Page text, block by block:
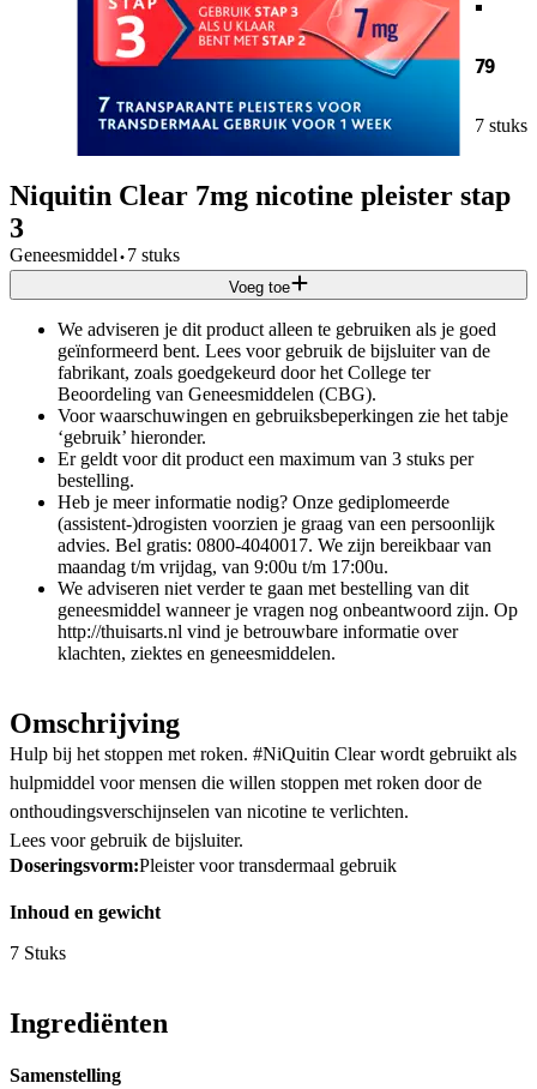
79
7 stuks
Niquitin Clear 7mg nicotine pleister stap
3
Geneesmiddel·7 stuks
Voeg toe
We adviseren je dit product alleen te gebruiken als je goed
geïnformeerd bent. Lees voor gebruik de bijsluiter van de
fabrikant, zoals goedgekeurd door het College ter
Beoordeling van Geneesmiddelen (CBG).
Voor waarschuwingen en gebruiksbeperkingen zie het tabje
‘gebruik’ hieronder.
Er geldt voor dit product een maximum van 3 stuks per
bestelling.
Heb je meer informatie nodig? Onze gediplomeerde
(assistent-)drogisten voorzien je graag van een persoonlijk
advies. Bel gratis: 0800-4040017. We zijn bereikbaar van
maandag t/m vrijdag, van 9:00u t/m 17:00u.
We adviseren niet verder te gaan met bestelling van dit
geneesmiddel wanneer je vragen nog onbeantwoord zijn. Op
http://thuisarts.nl vind je betrouwbare informatie over
klachten, ziektes en geneesmiddelen.
Omschrijving
Hulp bij het stoppen met roken. #NiQuitin Clear wordt gebruikt als
hulpmiddel voor mensen die willen stoppen met roken door de
onthoudingsverschijnselen van nicotine te verlichten.
Lees voor gebruik de bijsluiter.
Doseringsvorm:Pleister voor transdermaal gebruik
Inhoud en gewicht
7 Stuks
Ingrediënten
Samenstelling